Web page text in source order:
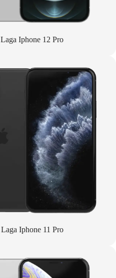
Laga Iphone 12 Pro
Laga Iphone 11 Pro